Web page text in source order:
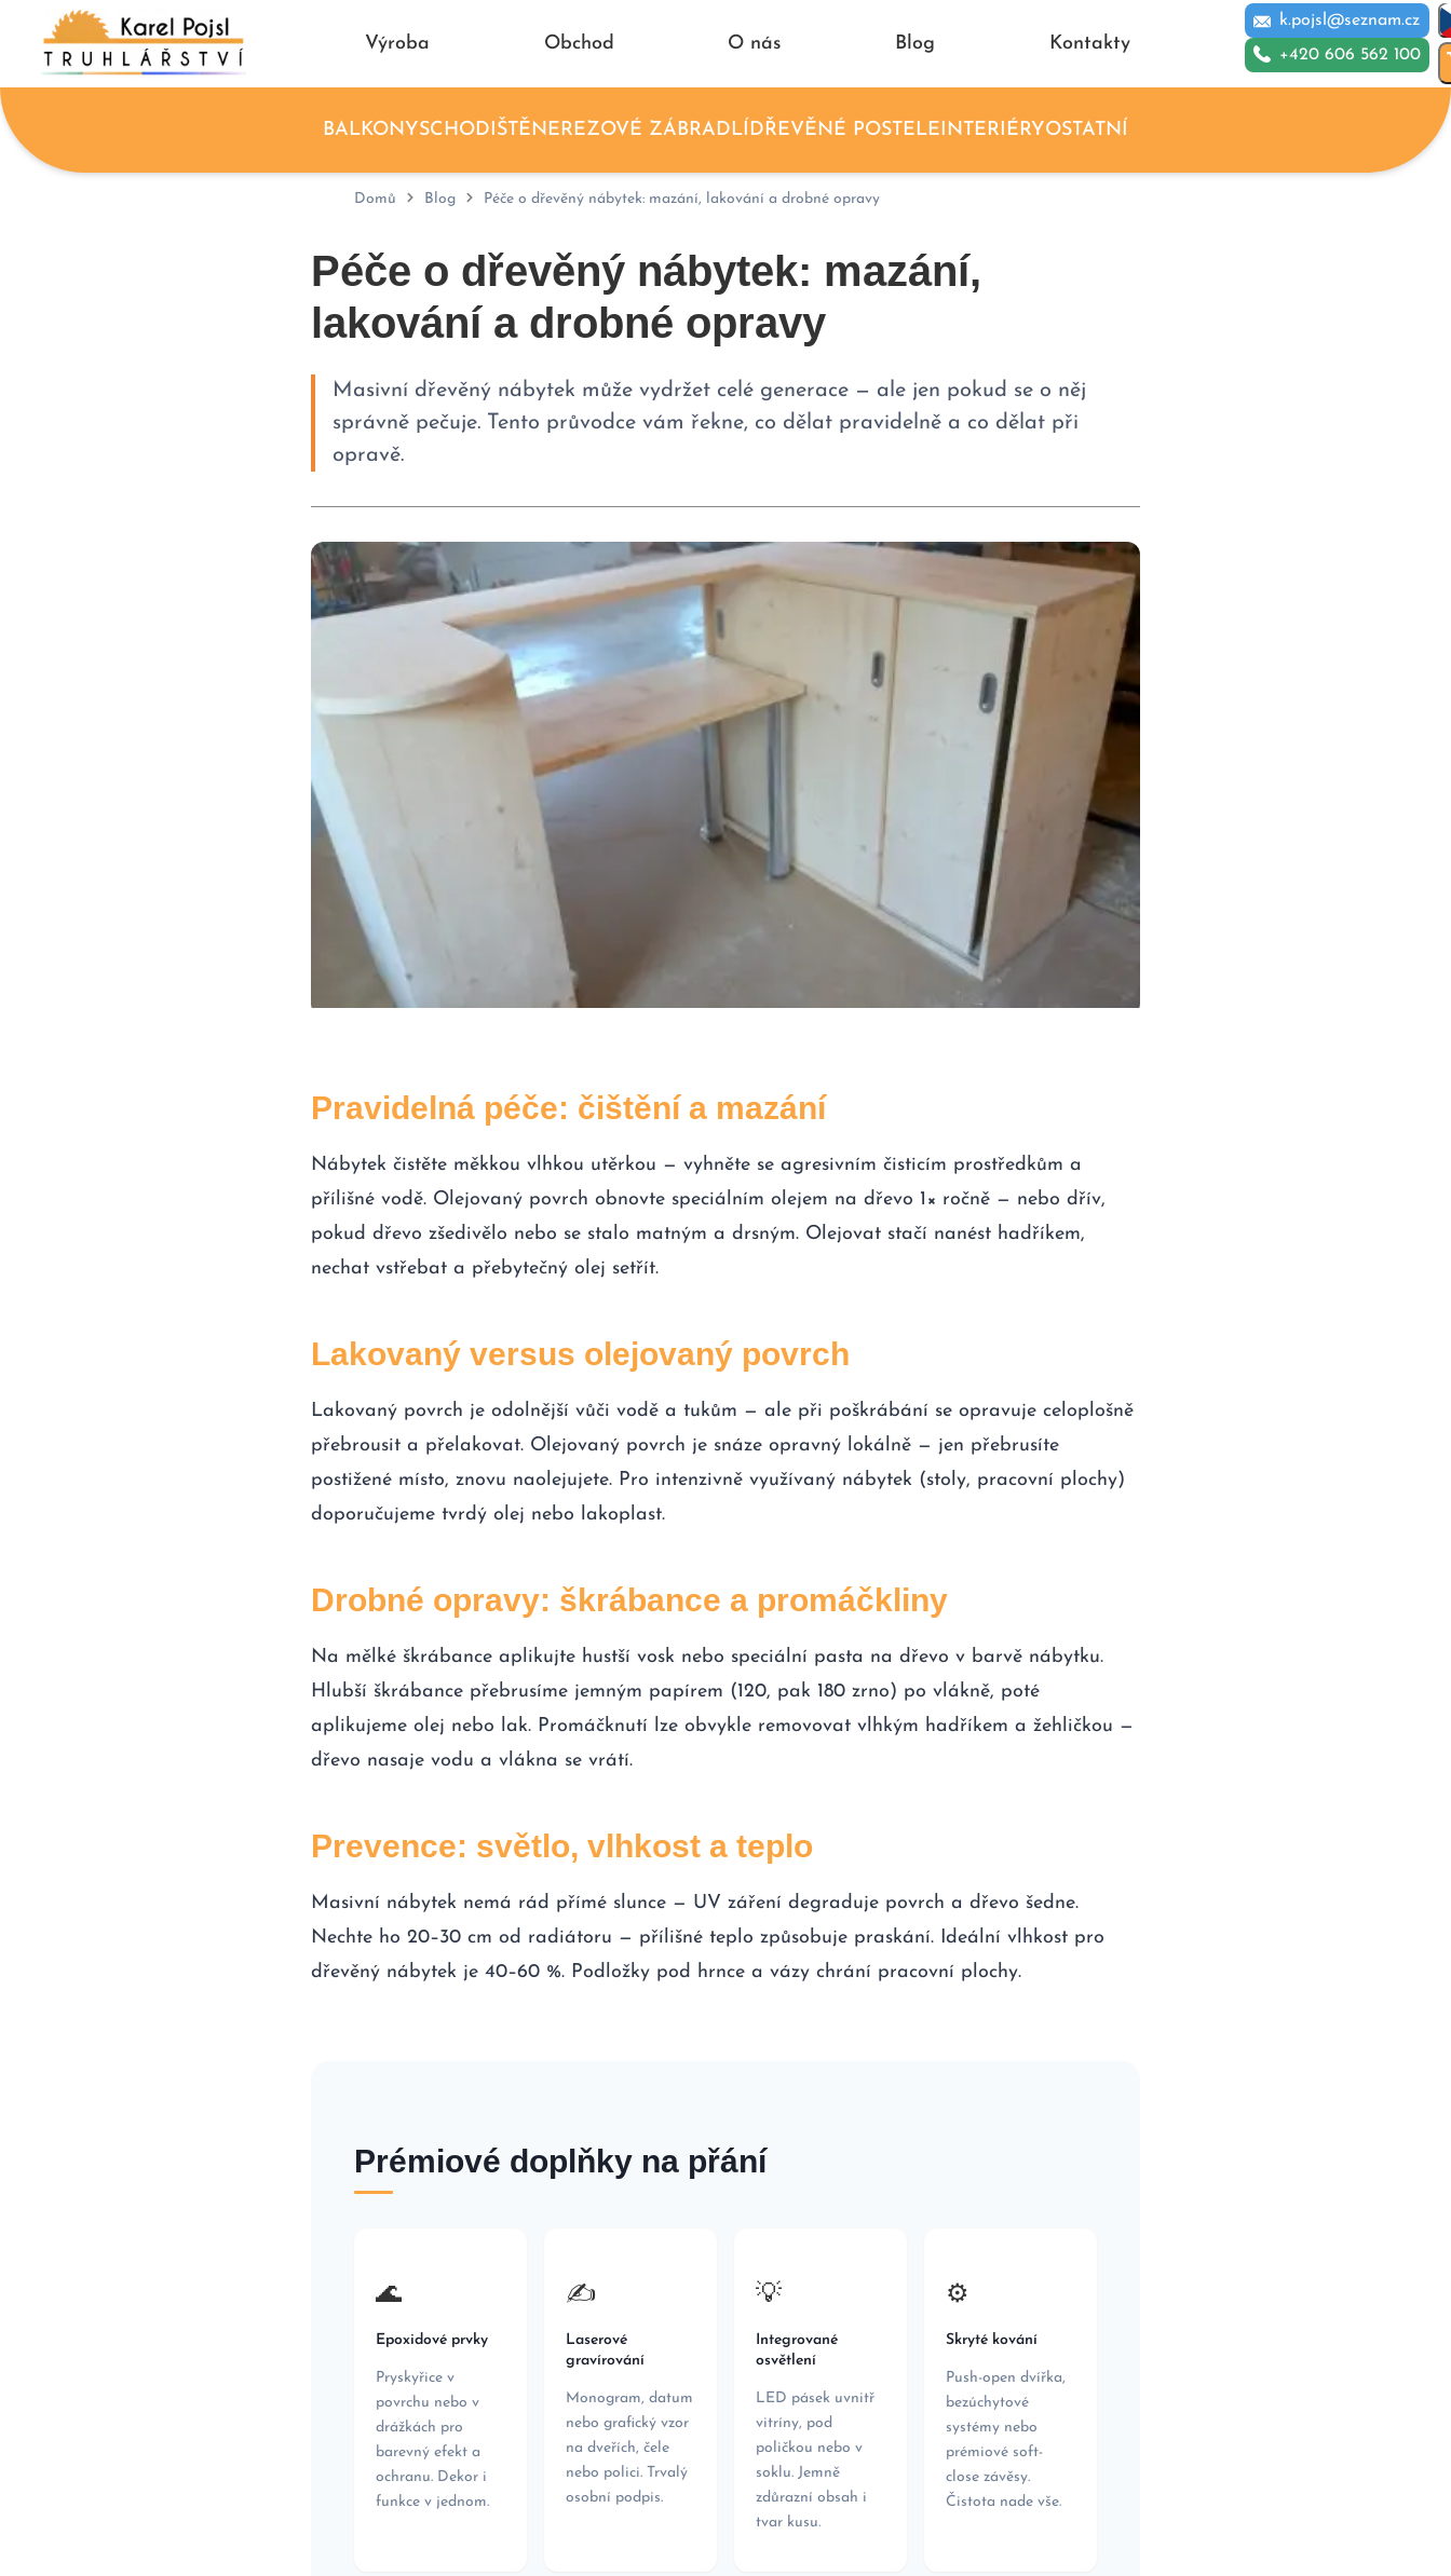
Výroba Obchod O nás Blog Kontakty
k.pojsl@seznam.cz
+420 606 562 100
BALKONYSCHODIŠTĚNEREZOVÉ ZÁBRADLÍDŘEVĚNÉ POSTELEINTERIÉRYOSTATNÍ
Domů Blog Péče o dřevěný nábytek: mazání, lakování a drobné opravy
Péče o dřevěný nábytek: mazání,
lakování a drobné opravy
Masivní dřevěný nábytek může vydržet celé generace — ale jen pokud se o něj
správně pečuje. Tento průvodce vám řekne, co dělat pravidelně a co dělat při
opravě.
Pravidelná péče: čištění a mazání
Nábytek čistěte měkkou vlhkou utěrkou — vyhněte se agresivním čisticím prostředkům a
přílišné vodě. Olejovaný povrch obnovte speciálním olejem na dřevo 1× ročně — nebo dřív,
pokud dřevo zšedivělo nebo se stalo matným a drsným. Olejovat stačí nanést hadříkem,
nechat vstřebat a přebytečný olej setřít.
Lakovaný versus olejovaný povrch
Lakovaný povrch je odolnější vůči vodě a tukům — ale při poškrábání se opravuje celoplošně
přebrousit a přelakovat. Olejovaný povrch je snáze opravný lokálně — jen přebrusíte
postižené místo, znovu naolejujete. Pro intenzivně využívaný nábytek (stoly, pracovní plochy)
doporučujeme tvrdý olej nebo lakoplast.
Drobné opravy: škrábance a promáčkliny
Na mělké škrábance aplikujte hustší vosk nebo speciální pasta na dřevo v barvě nábytku.
Hlubší škrábance přebrusíme jemným papírem (120, pak 180 zrno) po vlákně, poté
aplikujeme olej nebo lak. Promáčknutí lze obvykle removovat vlhkým hadříkem a žehličkou —
dřevo nasaje vodu a vlákna se vrátí.
Prevence: světlo, vlhkost a teplo
Masivní nábytek nemá rád přímé slunce — UV záření degraduje povrch a dřevo šedne.
Nechte ho 20–30 cm od radiátoru — přílišné teplo způsobuje praskání. Ideální vlhkost pro
dřevěný nábytek je 40–60 %. Podložky pod hrnce a vázy chrání pracovní plochy.
Prémiové doplňky na přání
🌊
Epoxidové prvky
Pryskyřice v
povrchu nebo v
drážkách pro
barevný efekt a
ochranu. Dekor i
funkce v jednom.
✍️
Laserové
gravírování
Monogram, datum
nebo grafický vzor
na dveřích, čele
nebo polici. Trvalý
osobní podpis.
💡
Integrované
osvětlení
LED pásek uvnitř
vitríny, pod
poličkou nebo v
soklu. Jemně
zdůrazní obsah i
tvar kusu.
⚙️
Skryté kování
Push-open dvířka,
bezúchytové
systémy nebo
prémiové soft-
close závěsy.
Čistota nade vše.